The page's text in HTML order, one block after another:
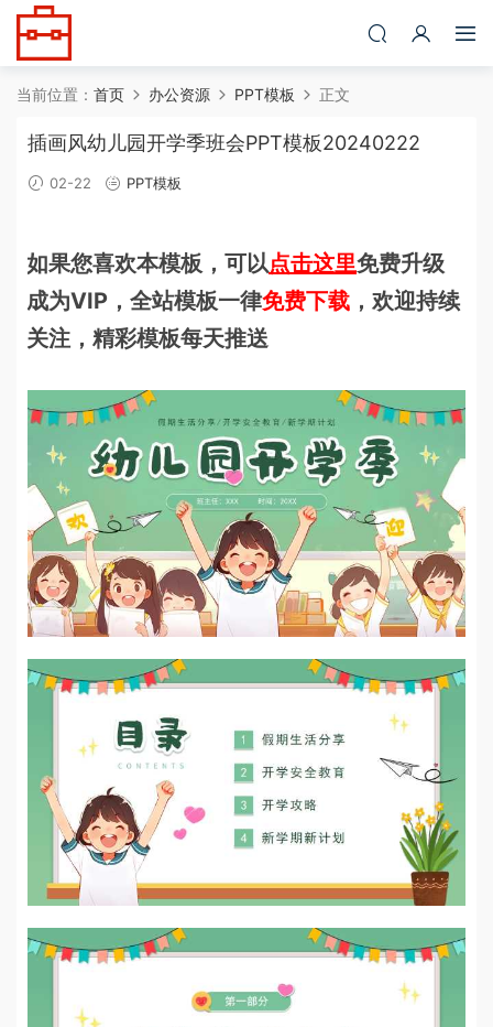
当前位置： 首页 办公资源 PPT模板 正文
插画风幼儿园开学季班会PPT模板20240222
02-22 PPT模板
如果您喜欢本模板，可以点击这里免费升级
成为VIP，全站模板一律免费下载 ，欢迎持续
关注，精彩模板每天推送